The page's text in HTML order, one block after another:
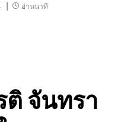
อ่านนาที
ติ จันทรา